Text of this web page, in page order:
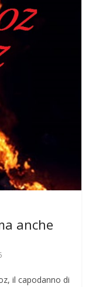
anche
il capodanno di